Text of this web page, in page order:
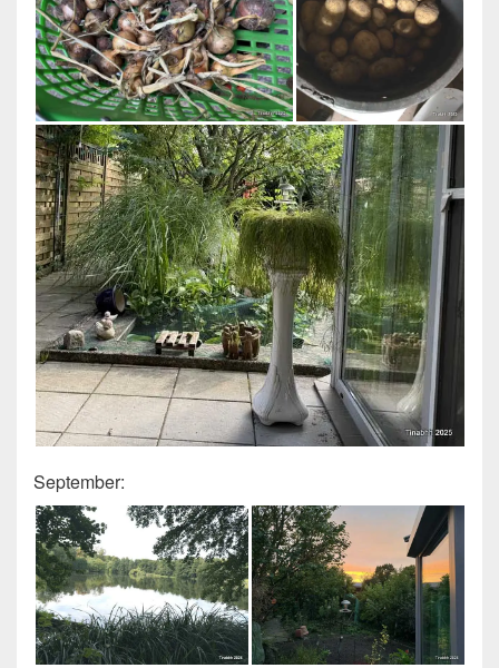
September: